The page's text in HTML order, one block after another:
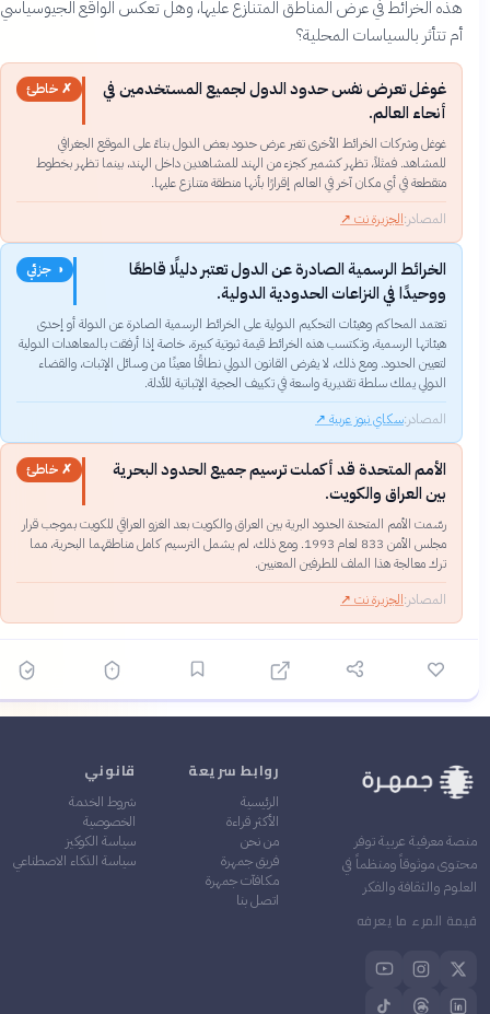
هذه الخرائط في عرض المناطق المتنازع عليها، وهل تعكس الواقع الجيوسياسي
أم تتأثر بالسياسات المحلية؟
غوغل تعرض نفس حدود الدول لجميع المستخدمين في
أنحاء العالم.
✗ خاطئ
غوغل وشركات الخرائط الأخرى تغير عرض حدود بعض الدول بناءً على الموقع الجغرافي
للمشاهد. فمثلاً، تظهر كشمير كجزء من الهند للمشاهدين داخل الهند، بينما تظهر بخطوط
متقطعة في أي مكان آخر في العالم إقرارًا بأنها منطقة متنازع عليها.
المصادر:الجزيرة نت↗
الخرائط الرسمية الصادرة عن الدول تعتبر دليلًا قاطعًا
ووحيدًا في النزاعات الحدودية الدولية.
◑ جزئي
تعتمد المحاكم وهيئات التحكيم الدولية على الخرائط الرسمية الصادرة عن الدولة أو إحدى
هيئاتها الرسمية، وتكتسب هذه الخرائط قيمة ثبوتية كبيرة، خاصة إذا أرفقت بالمعاهدات الدولية
لتعيين الحدود. ومع ذلك، لا يفرض القانون الدولي نطاقًا معينًا من وسائل الإثبات، والقضاء
الدولي يملك سلطة تقديرية واسعة في تكييف الحجية الإثباتية للأدلة.
المصادر:سكاي نيوز عربية↗
الأمم المتحدة قد أكملت ترسيم جميع الحدود البحرية
بين العراق والكويت.
✗ خاطئ
رسّمت الأمم المتحدة الحدود البرية بين العراق والكويت بعد الغزو العراقي للكويت بموجب قرار
مجلس الأمن 833 لعام 1993. ومع ذلك، لم يشمل الترسيم كامل مناطقهما البحرية، مما
ترك معالجة هذا الملف للطرفين المعنيين.
المصادر:الجزيرة نت↗
معرفية عربية توفر
موثوقاً ومنظماً في
والثقافة والفكر
المرء ما يعرفه
روابط سريعة
الرئيسية
الأكثر قراءة
من نحن
فريق جمهرة
مكافآت جمهرة
اتصل بنا
قانوني
شروط الخدمة
الخصوصية
سياسة الكوكيز
سياسة الذكاء الاصطناعي